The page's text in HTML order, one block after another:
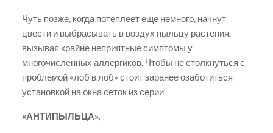
Чуть позже, когда потеплеет еще немного, начнут
цвести и выбрасывать в воздух пыльцу растения,
вызывая крайне неприятные симптомы у
многочисленных аллергиков. Чтобы не столкнуться с
проблемой «лоб в лоб» стоит заранее озаботиться
установкой на окна сеток из серии
«АНТИПЫЛЬЦА»,